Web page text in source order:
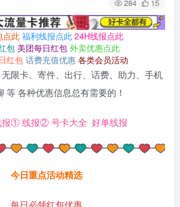
284 15
点此 福利线报点此 24H线报点此
包 美团每日红包 外卖优惠点此
红包 话费充值优惠 各类会员活动
限卡、寄件、出行、话费、助力、手机
等 各种优惠信息总有需要的！
报①线报②号卡大全 好单线报
今日重点活动精选
每日必领红包优惠